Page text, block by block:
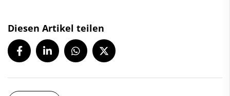
Diesen Artikel teilen